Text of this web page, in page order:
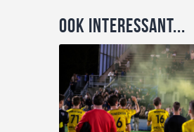
Ook interessant...